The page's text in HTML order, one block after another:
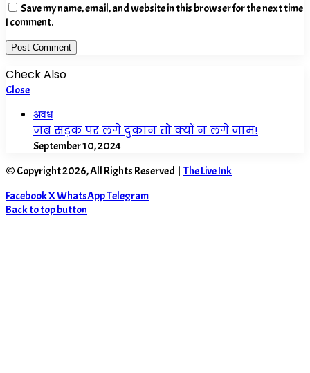
Save my name, email, and website in this browser for the next time
I comment.
Check Also
Close
अवध
जब सड़क पर लगे दुकान तो क्यों न लगे जाम!
September 10, 2024
© Copyright 2026, All Rights Reserved | The Live Ink
FacebookXWhatsAppTelegram
Back to top button